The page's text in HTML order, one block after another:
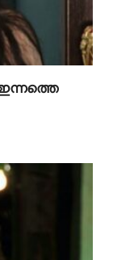
ഇന്നത്തെ